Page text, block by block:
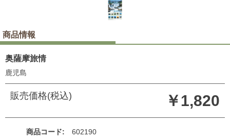
商品情報
奥薩摩旅情
鹿児島
販売価格(税込) ￥1,820
商品コード
602190